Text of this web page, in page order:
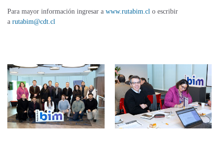
Para mayor información ingresar a www.rutabim.cl o escribir
a rutabim@cdt.cl